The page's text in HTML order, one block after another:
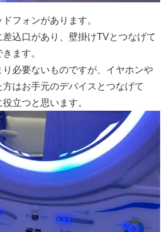
フォンがあります。
差込口があり、壁掛けTVとつなげて
ます。
必要ないものですが、イヤホンや
はお手元のデバイスとつなげて
立つと思います。